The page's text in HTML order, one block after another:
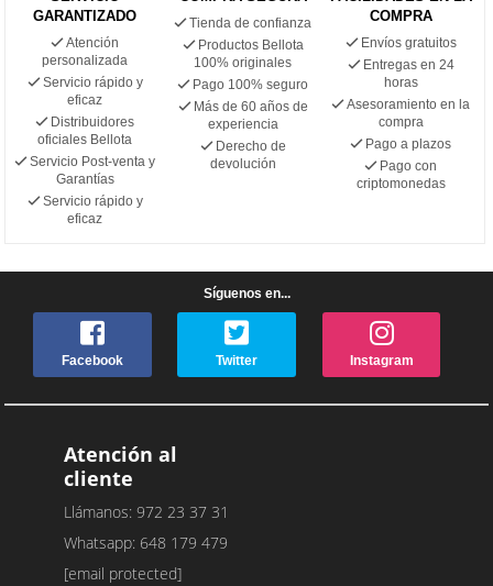
GARANTIZADO
Atención
personalizada
Servicio rápido y
eficaz
Distribuidores
oficiales Bellota
Servicio Post-venta y
Garantías
Servicio rápido y
eficaz
Tienda de confianza
Productos Bellota
100% originales
Pago 100% seguro
Más de 60 años de
experiencia
Derecho de
devolución
COMPRA
Envíos gratuitos
Entregas en 24
horas
Asesoramiento en la
compra
Pago a plazos
Pago con
criptomonedas
Síguenos en...
Facebook Twitter Instagram
Atención al
cliente
Llámanos: 972 23 37 31
Whatsapp: 648 179 479
[email protected]